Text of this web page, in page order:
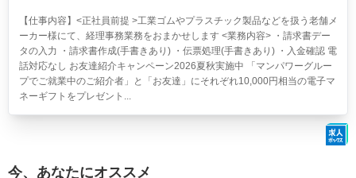
【仕事内容】<正社員前提 >工業ゴムやプラスチック製品などを扱う老舗メ
ーカー様にて、経理事務業務をおまかせします <業務内容> ・請求書デー
タの入力 ・請求書作成(手書きあり) ・伝票処理(手書きあり) ・入金確認 電
話対応なし お友達紹介キャンペーン2026夏秋実施中 「マンパワーグルー
プでご就業中のご紹介者」と「お友達」にそれぞれ10,000円相当の電子マ
ネーギフトをプレゼント...
今、あなたにオススメ